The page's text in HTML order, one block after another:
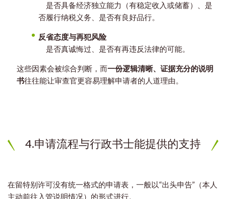
是否具备经济独立能力（有稳定收入或储蓄）、是
否履行纳税义务、是否有良好品行。
反省态度与再犯风险
是否真诚悔过、是否有再违反法律的可能。
这些因素会被综合判断，而一份逻辑清晰、证据充分的说明
书往往能让审查官更容易理解申请者的人道理由。
4.申请流程与行政书士能提供的支持
在留特别许可没有统一格式的申请表，一般以“出头申告”（本人
主动前往入管说明情况）的形式进行。